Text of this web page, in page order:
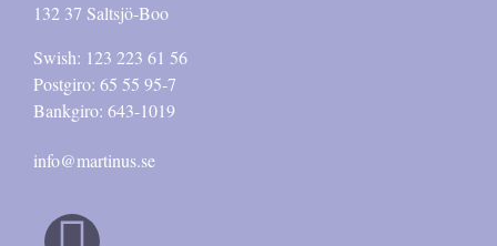
132 37 Saltsjö-Boo
Swish: 123 223 61 56
Postgiro: 65 55 95-7
Bankgiro: 643-1019
info@martinus.se